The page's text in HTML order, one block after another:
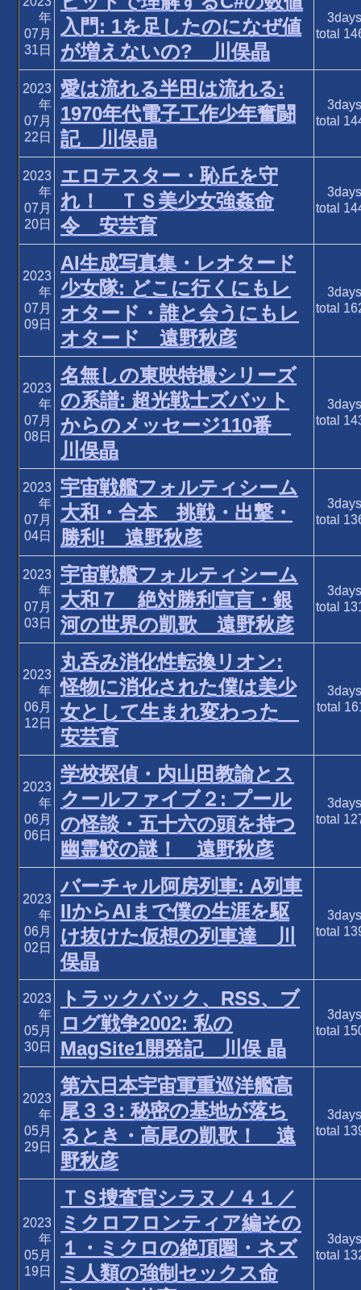
年
07月
31日
入門: 1を足したのになぜ値
が増えないの? 川俣晶
total
2023
年
07月
22日
愛は流れる半田は流れる:
1970年代電子工作少年奮闘
記 川俣晶
total
2023
年
07月
20日
エロテスター・恥丘を守
れ！ ＴＳ美少女強姦命
令 安芸育
total
2023
年
07月
09日
AI生成写真集・レオタード
少女隊: どこに行くにもレ
オタード・誰と会うにもレ
オタード 遠野秋彦
total
2023
年
07月
08日
名無しの東映特撮シリーズ
の系譜: 超光戦士ズバット
からのメッセージ110番
川俣晶
total
2023
年
07月
04日
宇宙戦艦フォルティシーム
大和・合本 挑戦・出撃・
勝利! 遠野秋彦
total
2023
年
07月
03日
宇宙戦艦フォルティシーム
大和７ 絶対勝利宣言・銀
河の世界の凱歌 遠野秋彦
total
2023
年
06月
12日
丸呑み消化性転換リオン:
怪物に消化された僕は美少
女として生まれ変わった
安芸育
total
2023
年
06月
06日
学校探偵・内山田教諭とス
クールファイブ２: プール
の怪談・五十六の頭を持つ
幽霊鮫の謎！ 遠野秋彦
total
2023
年
06月
02日
バーチャル阿房列車: A列車
IIからAIまで僕の生涯を駆
け抜けた仮想の列車達 川
俣晶
total
2023
年
05月
30日
トラックバック、RSS、ブ
ログ戦争2002: 私の
MagSite1開発記 川俣 晶
total
2023
年
05月
29日
第六日本宇宙軍重巡洋艦高
尾３３: 秘密の基地が落ち
るとき・高尾の凱歌！ 遠
野秋彦
total
2023
年
05月
19日
ＴＳ捜査官シラヌノ４１／
ミクロフロンティア編その
１・ミクロの絶頂圏・ネズ
ミ人類の強制セックス命
total